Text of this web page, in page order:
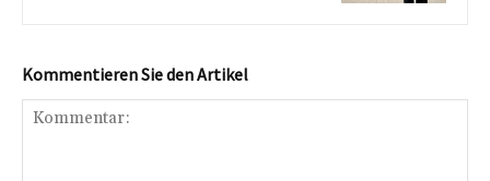
Kommentieren Sie den Artikel